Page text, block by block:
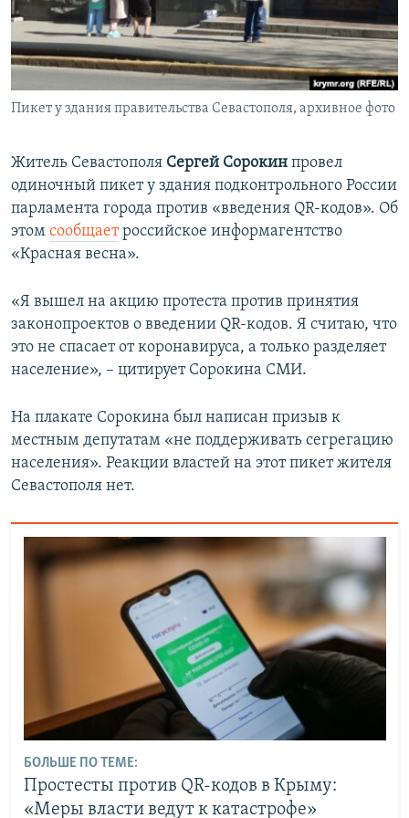
ПОБЕДИТЕЛЕЙ НЕ СУДЯТ?
КРЫМ.НЕПОКОРЕННЫЙ
УКРАИНСКАЯ ПРОБЛЕМА КРЫМА
ПРИСОЕДИНЯЙТЕСЬ!
Пикет у здания правительства Севастополя, архивное фото
Житель Севастополя Сергей Сорокин провел
одиночный пикет у здания подконтрольного России
парламента города против «введения QR-кодов». Об
этом сообщаетроссийское информагентство
«Красная весна».
«Я вышел на акцию протеста против принятия
законопроектов о введении QR-кодов. Я считаю, что
это не спасает от коронавируса, а только разделяет
население», – цитирует Сорокина СМИ.
На плакате Сорокина был написан призыв к
местным депутатам «не поддерживать сегрегацию
населения». Реакции властей на этот пикет жителя
Севастополя нет.
БОЛЬШЕ ПО ТЕМЕ:
Простесты против QR-кодов в Крыму:
«Меры власти ведут к катастрофе»